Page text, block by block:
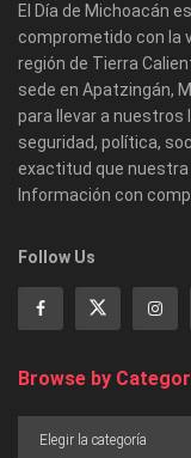
El Día de Michoacán
comprometido con la
región de Tierra
sede en Apatzingán,
para llevar a
seguridad, política,
exactitud que nuestra
Información con
Follow Us
Browse by